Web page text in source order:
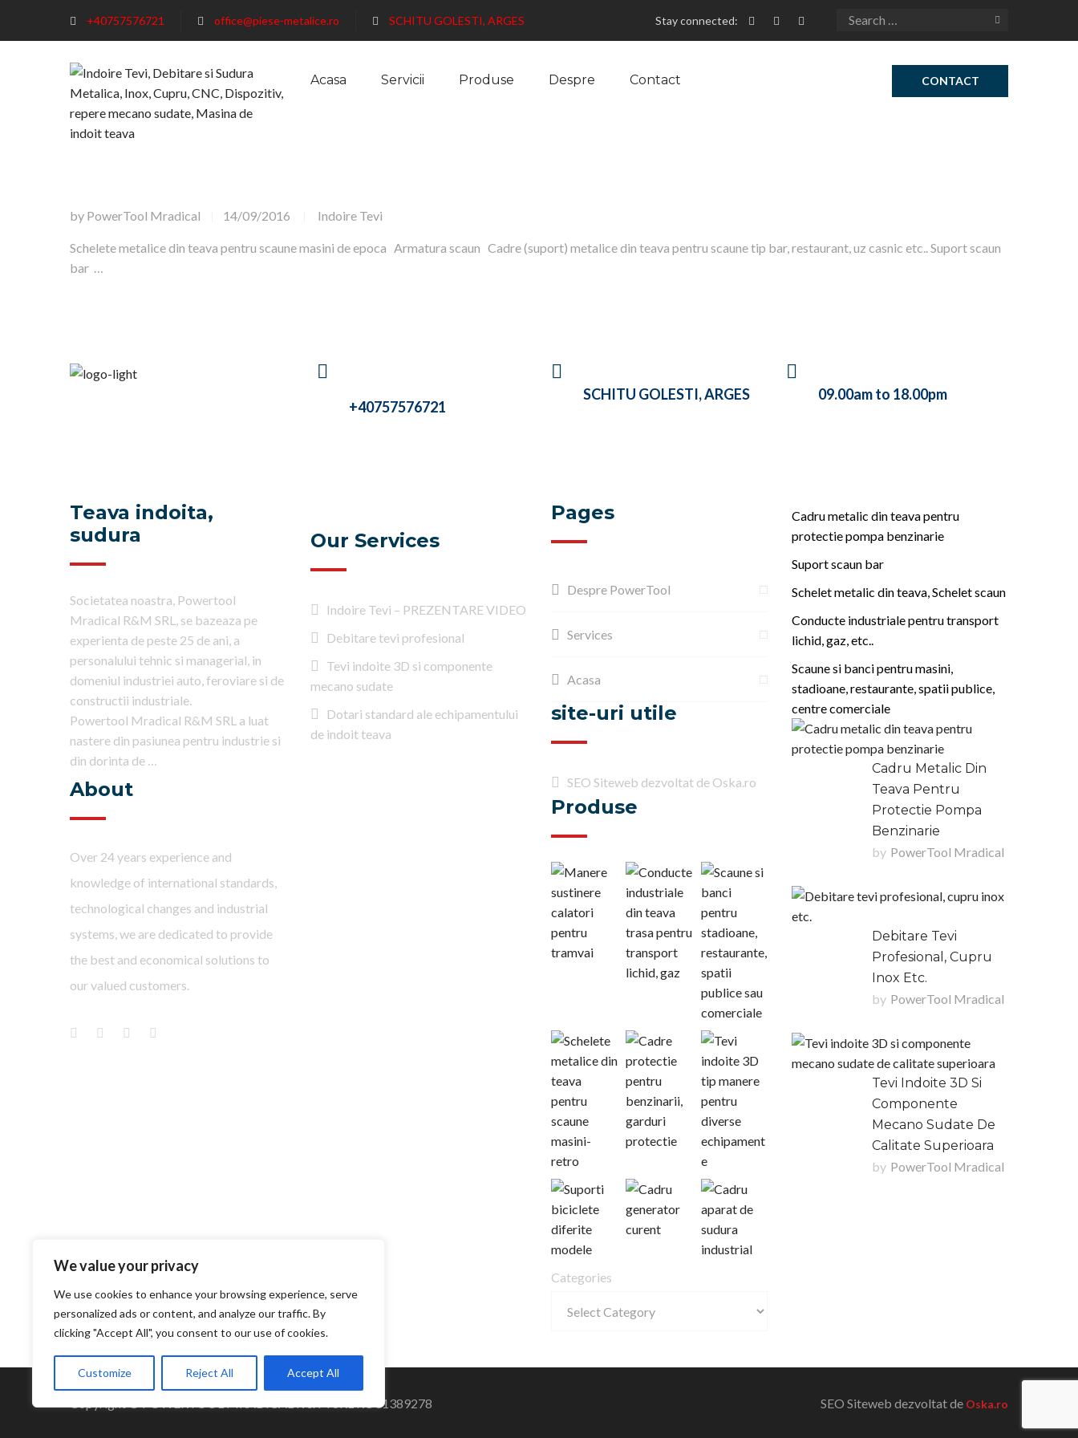
We value your privacy
We use cookies to enhance your browsing experience, serve
personalized ads or content, and analyze our traffic. By
clicking "Accept All", you consent to our use of cookies.
Customize Reject All Accept All
+40757576721 office@piese-metalice.ro SCHITU GOLESTI, ARGES Stay connected:
Acasa Servicii Produse Despre Contact CONTACT
by PowerTool Mradical 14/09/2016 Indoire Tevi
Schelete metalice din teava pentru scaune masini de epoca Armatura scaun Cadre (suport) metalice din teava pentru scaune tip bar, restaurant, uz casnic etc.. Suport scaun
bar …
+40757576721
SCHITU GOLESTI, ARGES 09.00am to 18.00pm
Teava indoita,
sudura
Societatea noastra, Powertool
Mradical R&M SRL, se bazeaza pe
experienta de peste 25 de ani, a
personalului tehnic si managerial, in
domeniul industriei auto, feroviare si de
constructii industriale.
Powertool Mradical R&M SRL a luat
nastere din pasiunea pentru industrie si
din dorinta de …
About
Over 24 years experience and
knowledge of international standards,
technological changes and industrial
systems, we are dedicated to provide
the best and economical solutions to
our valued customers.
Our Services
Indoire Tevi – PREZENTARE VIDEO
Debitare tevi profesional
Tevi indoite 3D si componente
mecano sudate
Dotari standard ale echipamentului
de indoit teava
Pages
Despre PowerTool
Services
Acasa
site-uri utile
SEO Siteweb dezvoltat de Oska.ro
Produse
Categories
Cadru metalic din teava pentru
protectie pompa benzinarie
Suport scaun bar
Schelet metalic din teava, Schelet scaun
Conducte industriale pentru transport
lichid, gaz, etc..
Scaune si banci pentru masini,
stadioane, restaurante, spatii publice,
centre comerciale
Cadru Metalic Din
Teava Pentru
Protectie Pompa
Benzinarie
by PowerTool Mradical
Debitare Tevi
Profesional, Cupru
Inox Etc.
by PowerTool Mradical
Tevi Indoite 3D Si
Componente
Mecano Sudate De
Calitate Superioara
by PowerTool Mradical
Copyright © POWERTOOL MRADICAL R & M SRL RO31389278 SEO Siteweb dezvoltat de Oska.ro